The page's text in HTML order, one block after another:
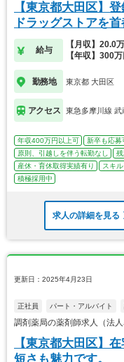
【東京都大田区】
ドラッグストアを
給与
【月収】20.0
【年収】300
勤務地 東京都 大田区
アクセス 東急多摩川線 武
年収400万円以上可 新卒も応募
原則、引越しを伴う転勤なし
産休・育休取得実績有り
スキ
積極採用中
求人の詳細を見る
更新日：2025年4月23日
正社員 パート・アルバイト
調剤薬局の薬剤師求人（法
【東京都大田区】
短さも魅力です。